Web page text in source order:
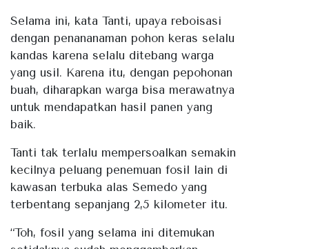
Selama ini, kata Tanti, upaya reboisasi
dengan penananaman pohon keras selalu
kandas karena selalu ditebang warga
yang usil. Karena itu, dengan pepohonan
buah, diharapkan warga bisa merawatnya
untuk mendapatkan hasil panen yang
baik.
Tanti tak terlalu mempersoalkan semakin
kecilnya peluang penemuan fosil lain di
kawasan terbuka alas Semedo yang
terbentang sepanjang 2,5 kilometer itu.
“Toh, fosil yang selama ini ditemukan